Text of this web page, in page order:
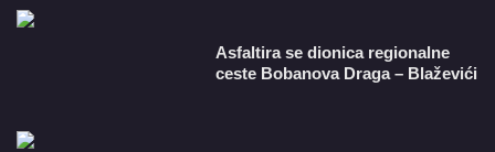
Asfaltira se dionica regionalne
ceste Bobanova Draga – Blaževići